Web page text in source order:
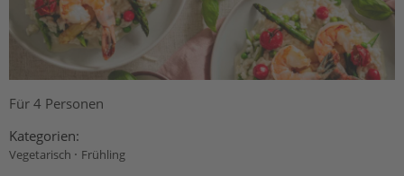
Für 4 Personen
Kategorien:
Vegetarisch · Frühling